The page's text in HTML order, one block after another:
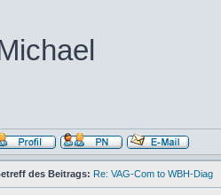
des Beitrags: Re: VAG-Com to WBH-Diag